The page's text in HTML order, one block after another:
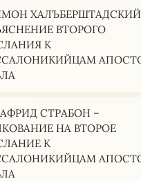
ХАЛЪБЕРШТАДСКИЙ
ВТОРОГО
К
СТРАБОН –
НА ВТОРОЕ
К